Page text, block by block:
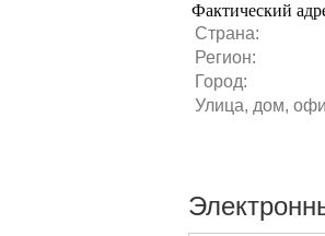
Фактический
Страна:
Регион:
Город:
Улица, дом,